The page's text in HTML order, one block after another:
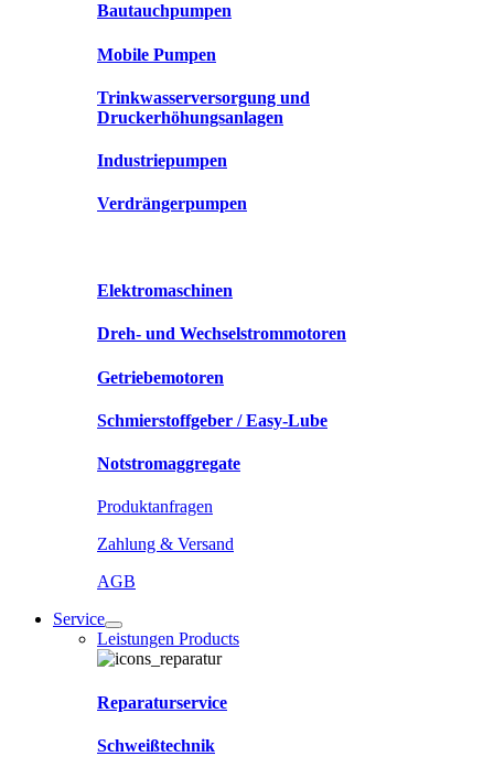
Bautauchpumpen
Mobile Pumpen
Trinkwasserversorgung und
Druckerhöhungsanlagen
Industriepumpen
Verdrängerpumpen
Elektromaschinen
Dreh- und Wechselstrommotoren
Getriebemotoren
Schmierstoffgeber / Easy-Lube
Notstromaggregate
Produktanfragen
Zahlung & Versand
AGB
Service
Leistungen Products
Reparaturservice
Schweißtechnik